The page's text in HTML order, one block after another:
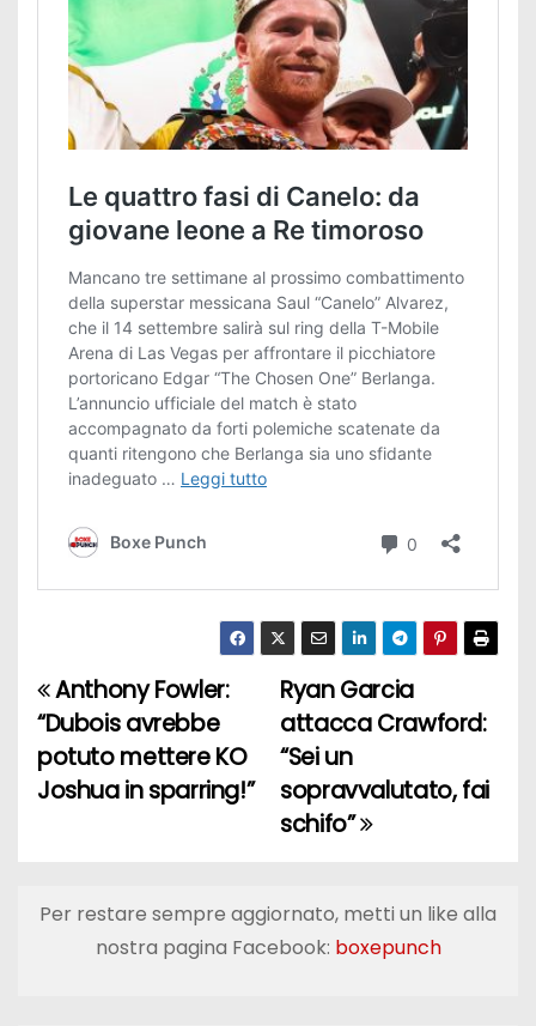
N
a
v
g
Ryan Garcia
attacca Crawford:
“Sei un
sopravvalutato, fai
schifo”
Anthony Fowler:
“Dubois avrebbe
potuto mettere KO
Joshua in sparring!”
Per restare sempre aggiornato, metti un like alla
nostra pagina Facebook: boxepunch